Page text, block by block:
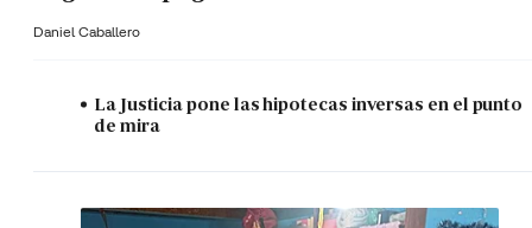
Daniel Caballero
La Justicia pone las hipotecas inversas en el punto
de mira